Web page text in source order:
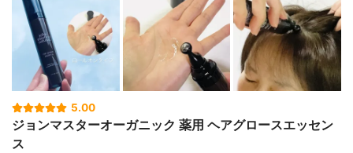
5.00
ジョンマスターオーガニック 薬用 ヘアグロースエッセン
ス